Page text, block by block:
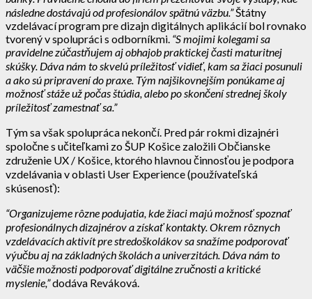
následne dostávajú od profesionálov spätnú väzbu.”Štátny
vzdelávací program pre dizajn digitálnych aplikácií bol rovnako
tvorený v spolupráci s odborníkmi. “S mojimi kolegami sa
pravidelne zúčastňujem aj obhajob praktickej časti maturitnej
skúšky. Dáva nám to skvelú príležitosť vidieť, kam sa žiaci posunuli
a ako sú pripravení do praxe. Tým najšikovnejším ponúkame aj
možnosť stáže už počas štúdia, alebo po skončení strednej školy
príležitosť zamestnať sa.”
Tým sa však spolupráca nekončí. Pred pár rokmi dizajnéri
spoločne s učiteľkami zo ŠUP Košice založili Občianske
združenie UX / Košice, ktorého hlavnou činnosťou je podpora
vzdelávania v oblasti User Experience (používateľská
skúsenosť):
“Organizujeme rôzne podujatia, kde žiaci majú možnosť spoznať
profesionálnych dizajnérov a získať kontakty. Okrem rôznych
vzdelávacích aktivít pre stredoškolákov sa snažíme podporovať
výučbu aj na základných školách a univerzitách. Dáva nám to
väčšie možnosti podporovať digitálne zručnosti a kritické
myslenie,”dodáva Reváková.